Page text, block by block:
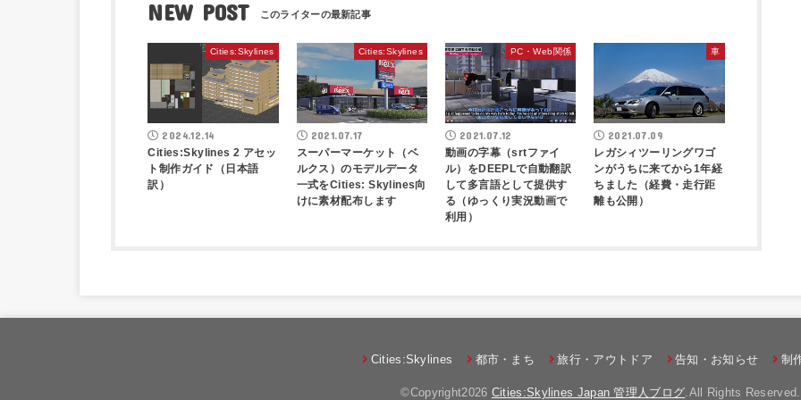
NEW POST
Cities:Skylines
2024.12.14
Cities:Skylines 2 アセッ
ト制作ガイド（日本語
訳）
Cities:Skylines
2021.07.17
スーパーマーケット（ベ
ルクス）のモデルデータ
一式をCities: Skylines向
けに素材配布します
PC・Web関係
2021.07.12
動画の字幕（srtファイ
ル）をDEEPLで自動翻訳
して多言語として提供す
る（ゆっくり実況動画で
利用）
車
2021.07.09
レガシィツーリングワゴ
ンがうちに来てから1年経
ちました（経費・走行距
離も公開）
Cities:Skylines 都市・まち 旅行・アウトドア 告知・お知らせ 制
©Copyright2026 Cities:Skylines Japan 管理人ブログ .All Rights Reserved.